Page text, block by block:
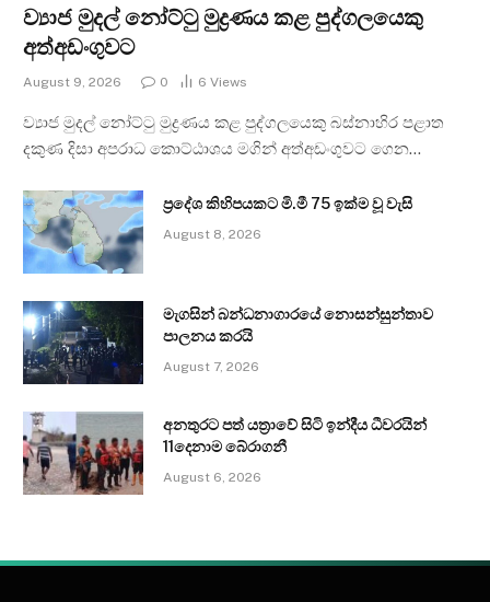
ව්‍යාජ මුදල් නෝට්ටු මුද්‍රණය කළ පුද්ගලයෙකු
අත්අඩංගුවට
August 9, 2026 0 6 Views
ව්‍යාජ මුදල් නෝට්ටු මුද්‍රණය කළ පුද්ගලයෙකු බස්නාහිර පළාත
දකුණ දිසා අපරාධ කොට්ඨාශය මගින් අත්අඩංගුවට ගෙන…
ප්‍රදේශ කිහිපයකට මි.මී 75 ඉක්ම වූ වැසි
August 8, 2026
මැගසින් බන්ධනාගාරයේ නොසන්සුන්තාව
පාලනය කරයි
August 7, 2026
අනතුරට පත් යත්‍රාවේ සිටි ඉන්දීය ධීවරයින්
11දෙනාම බේරාගනී
August 6, 2026